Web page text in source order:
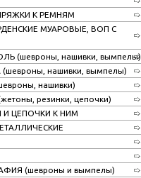
К РЕМНЯМ
МУАРОВЫЕ, ВОП С
(шевроны, нашивки, вымпелы)
нашивки, вымпелы)
нашивки)
резинки, цепочки)
ЦЕПОЧКИ К НИМ
(шевроны и вымпелы)